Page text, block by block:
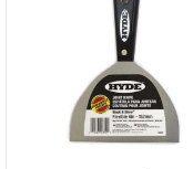
מספר
סוגים.
ניתן
לבחור
את
האפשרויות